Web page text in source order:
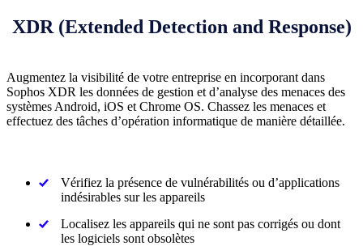
XDR (Extended Detection and Response)
Augmentez la visibilité de votre entreprise en incorporant dans
Sophos XDR les données de gestion et d’analyse des menaces des
systèmes Android, iOS et Chrome OS. Chassez les menaces et
effectuez des tâches d’opération informatique de manière détaillée.
Vérifiez la présence de vulnérabilités ou d’applications
indésirables sur les appareils
Localisez les appareils qui ne sont pas corrigés ou dont
les logiciels sont obsolètes